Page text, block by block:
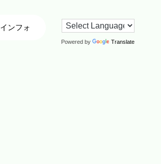
インフォ
Powered by Translate